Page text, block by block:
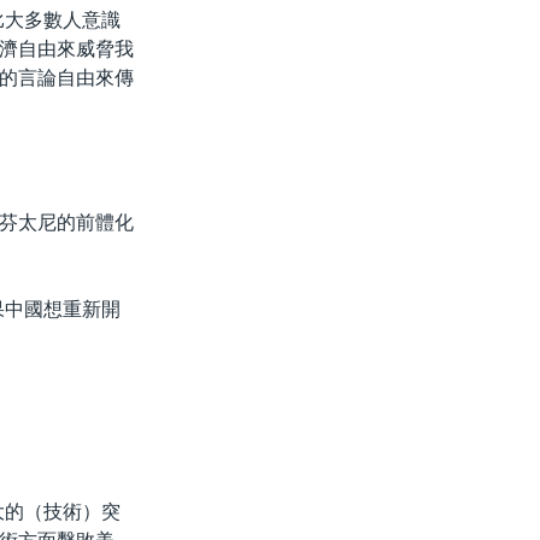
多數人意識
自由來威脅我
言論自由來傳
太尼的前體化
國想重新開
（技術）突